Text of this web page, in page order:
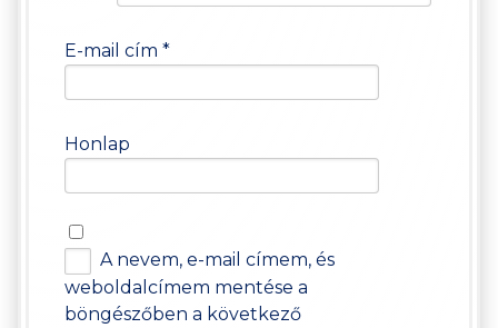
E-mail cím *
Honlap
A nevem, e-mail címem, és
weboldalcímem mentése a
böngészőben a következő